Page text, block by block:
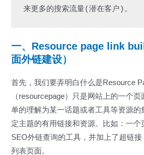
来更多的搜索流量(潜在客户)。
一、Resource page link
面外链建设）
首先，我们要弄明白什么是Resource
（resourcepage）只是网站上的一个
单的理解为某一话题或者工具等资源的
定主题的有用链接和资源。比如：一个
SEO外链查询的工具，并加上了超链
列表页面。